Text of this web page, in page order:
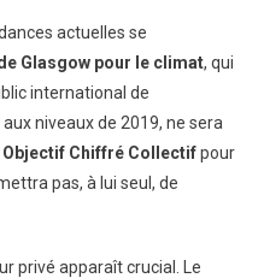
actuelles se
Glasgow pour le climat, qui
international de
niveaux de 2019, ne sera
Objectif Chiffré Collectifpour
pas, à lui seul, de
privé apparaît crucial. Le